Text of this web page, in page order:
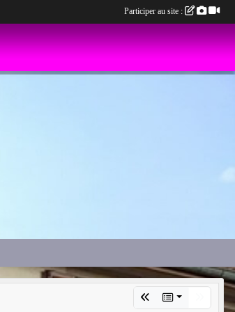
Participer au site :